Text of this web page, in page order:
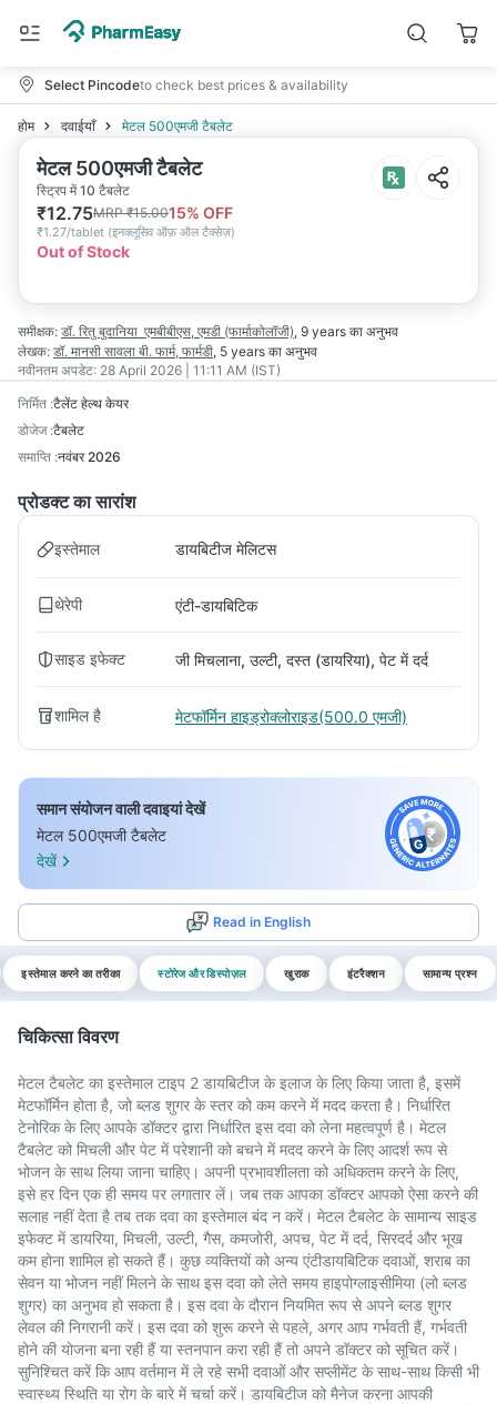
Select Pincodeto check best prices & availability
होम दवाईयाँ मेटल 500एमजी टैबलेट
मेटल 500एमजी टैबलेट
स्ट्रिप में 10 टैबलेट
₹12.75MRP₹15.0015% OFF
₹1.27/tablet (इनक्लूसिव ऑफ़ ऑल टैक्सेज़)
Out of Stock
समीक्षक: डॉ. रितु बुदानिया एमबीबीएस, एमडी (फार्माकोलॉजी), 9 years का अनुभव
लेखक: डॉ. मानसी सावला बी. फार्म, फार्मडी, 5 years का अनुभव
नवीनतम अपडेट: 28 April 2026 | 11:11 AM (IST)
निर्मित :टैलेंट हेल्थ केयर
डोजेज :टैबलेट
समाप्ति :नवंबर 2026
प्रोडक्ट का सारांश
इस्तेमाल डायबिटीज मेलिटस
थेरेपी एंटी-डायबिटिक
साइड इफेक्ट जी मिचलाना, उल्टी, दस्त (डायरिया), पेट में दर्द
शामिल है मेटफॉर्मिन हाइड्रोक्लोराइड(500.0 एमजी)
समान संयोजन वाली दवाइयां देखें
मेटल 500एमजी टैबलेट
देखें
Read in English
इस्तेमाल करने का तरीका स्टोरेज और डिस्पोज़ल खुराक इंटरैक्शन सामान्य प्रश्न
चिकित्सा विवरण
मेटल टैबलेट का इस्तेमाल टाइप 2 डायबिटीज के इलाज के लिए किया जाता है, इसमें
मेटफॉर्मिन होता है, जो ब्लड शुगर के स्तर को कम करने में मदद करता है। निर्धारित
टेनोरिक के लिए आपके डॉक्टर द्वारा निर्धारित इस दवा को लेना महत्वपूर्ण है। मेटल
टैबलेट को मिचली और पेट में परेशानी को बचने में मदद करने के लिए आदर्श रूप से
भोजन के साथ लिया जाना चाहिए। अपनी प्रभावशीलता को अधिकतम करने के लिए,
इसे हर दिन एक ही समय पर लगातार लें। जब तक आपका डॉक्टर आपको ऐसा करने की
सलाह नहीं देता है तब तक दवा का इस्तेमाल बंद न करें। मेटल टैबलेट के सामान्य साइड
इफेक्ट में डायरिया, मिचली, उल्टी, गैस, कमजोरी, अपच, पेट में दर्द, सिरदर्द और भूख
कम होना शामिल हो सकते हैं। कुछ व्यक्तियों को अन्य एंटीडायबिटिक दवाओं, शराब का
सेवन या भोजन नहीं मिलने के साथ इस दवा को लेते समय हाइपोग्लाइसीमिया (लो ब्लड
शुगर) का अनुभव हो सकता है। इस दवा के दौरान नियमित रूप से अपने ब्लड शुगर
लेवल की निगरानी करें। इस दवा को शुरू करने से पहले, अगर आप गर्भवती हैं, गर्भवती
होने की योजना बना रही हैं या स्तनपान करा रही हैं तो अपने डॉक्टर को सूचित करें।
सुनिश्चित करें कि आप वर्तमान में ले रहे सभी दवाओं और सप्लीमेंट के साथ-साथ किसी भी
स्वास्थ्य स्थिति या रोग के बारे में चर्चा करें। डायबिटीज को मैनेज करना आपकी